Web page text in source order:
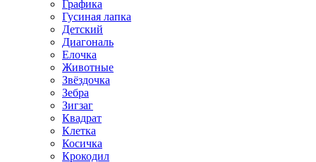
Графика
Гусиная лапка
Детский
Диагональ
Елочка
Животные
Звёздочка
Зебра
Зигзаг
Квадрат
Клетка
Косичка
Крокодил